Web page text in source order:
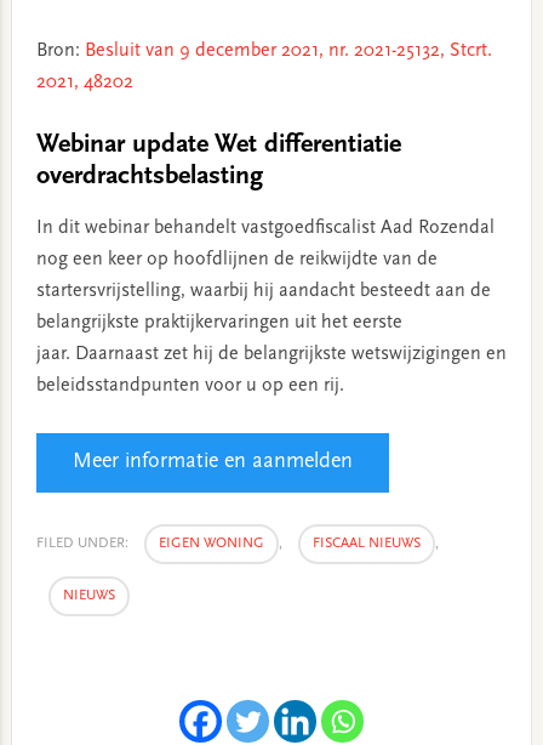
Bron: Besluit van 9 december 2021, nr. 2021-25132, Stcrt.
2021, 48202
Webinar update Wet differentiatie
overdrachtsbelasting
In dit webinar behandelt vastgoedfiscalist Aad Rozendal
nog een keer op hoofdlijnen de reikwijdte van de
startersvrijstelling, waarbij hij aandacht besteedt aan de
belangrijkste praktijkervaringen uit het eerste
jaar. Daarnaast zet hij de belangrijkste wetswijzigingen en
beleidsstandpunten voor u op een rij.
Meer informatie en aanmelden
FILED UNDER: EIGEN WONING , FISCAAL NIEUWS ,
NIEUWS